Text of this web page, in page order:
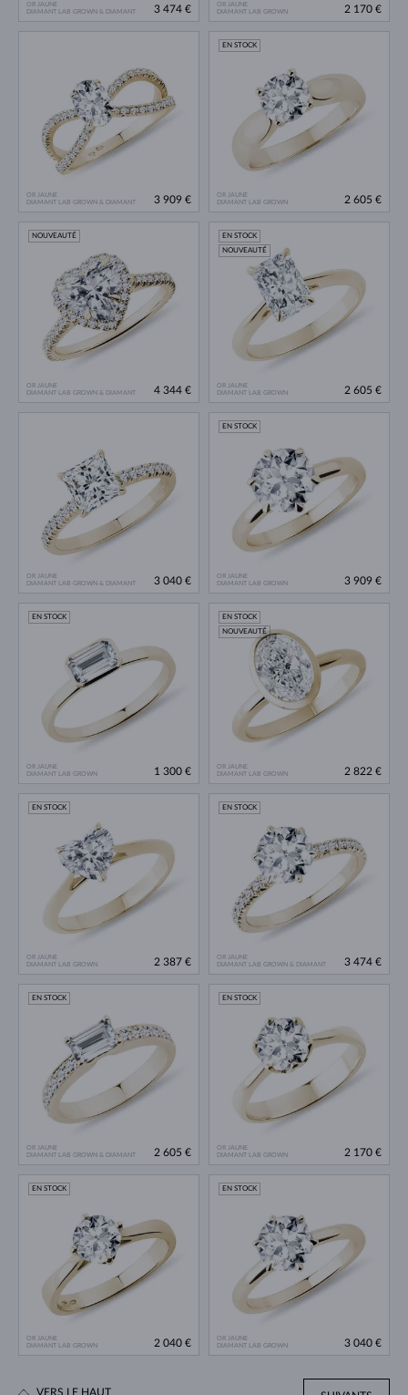
OR JAUNE
DIAMANT LAB GROWN & DIAMANT
3 474 €
OR JAUNE
DIAMANT LAB GROWN
2 170 €
OR JAUNE
DIAMANT LAB GROWN & DIAMANT
3 909 €
OR JAUNE
DIAMANT LAB GROWN
EN STOCK
2 605 €
OR JAUNE
DIAMANT LAB GROWN & DIAMANT
NOUVEAUTÉ
4 344 €
OR JAUNE
DIAMANT LAB GROWN
EN STOCK
NOUVEAUTÉ
2 605 €
OR JAUNE
DIAMANT LAB GROWN & DIAMANT
3 040 €
OR JAUNE
DIAMANT LAB GROWN
EN STOCK
3 909 €
OR JAUNE
DIAMANT LAB GROWN
EN STOCK
1 300 €
OR JAUNE
DIAMANT LAB GROWN
EN STOCK
NOUVEAUTÉ
2 822 €
OR JAUNE
DIAMANT LAB GROWN
EN STOCK
2 387 €
OR JAUNE
DIAMANT LAB GROWN & DIAMANT
EN STOCK
3 474 €
OR JAUNE
DIAMANT LAB GROWN & DIAMANT
EN STOCK
2 605 €
OR JAUNE
DIAMANT LAB GROWN
EN STOCK
2 170 €
OR JAUNE
DIAMANT LAB GROWN
EN STOCK
2 040 €
OR JAUNE
DIAMANT LAB GROWN
EN STOCK
3 040 €
VERS LE HAUT